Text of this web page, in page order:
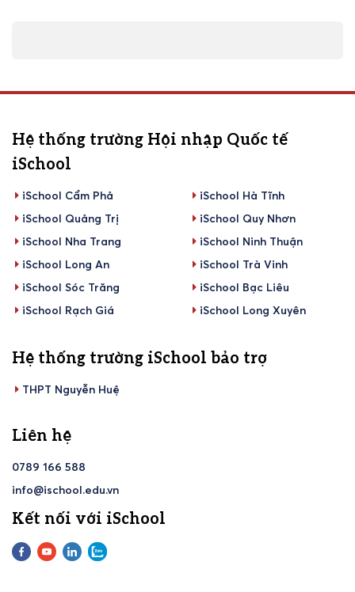
Hệ thống trường Hội nhập Quốc tế
iSchool
iSchool Cẩm Phả
iSchool Hà Tĩnh
iSchool Quảng Trị
iSchool Quy Nhơn
iSchool Nha Trang
iSchool Ninh Thuận
iSchool Long An
iSchool Trà Vinh
iSchool Sóc Trăng
iSchool Bạc Liêu
iSchool Rạch Giá
iSchool Long Xuyên
Hệ thống trường iSchool bảo trợ
THPT Nguyễn Huệ
Liên hệ
0789 166 588
info@ischool.edu.vn
Kết nối với iSchool